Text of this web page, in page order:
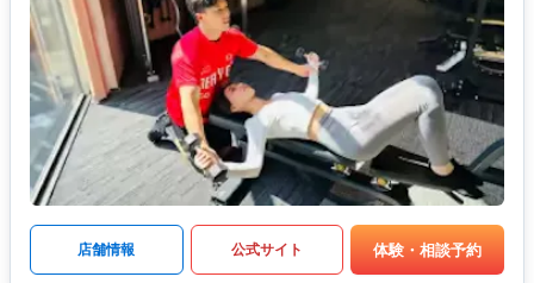
店舗情報 公式サイト 体験・相談予約